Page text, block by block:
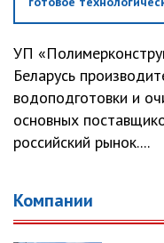
УП
Беларусь
водоподготовки и
основных
российский рынок....
Компании